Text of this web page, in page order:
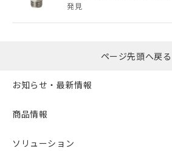
発見
ページ先頭へ戻る
お知らせ・最新情報
商品情報
ソリューション
一定数以上の在庫あり
△ 一定数には満たない
記載している更新日時点
了承ください。
様のお取引先、またはお
ムロン制御機器販売店・
ください。